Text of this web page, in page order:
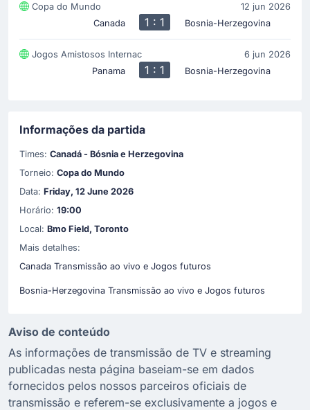
Copa do Mundo
12 jun 2026
Canada
1 : 1 Bosnia-Herzegovina
Jogos Amistosos Internac
6 jun 2026
Panama
1 : 1 Bosnia-Herzegovina
Informações da partida
Times: Canadá - Bósnia e Herzegovina
Torneio: Copa do Mundo
Data: Friday, 12 June 2026
Horário: 19:00
Local: Bmo Field, Toronto
Mais detalhes:
Canada Transmissão ao vivo e Jogos futuros
Bosnia-Herzegovina Transmissão ao vivo e Jogos futuros
Aviso de conteúdo
As informações de transmissão de TV e streaming
publicadas nesta página baseiam-se em dados
fornecidos pelos nossos parceiros oficiais de
transmissão e referem-se exclusivamente a jogos e